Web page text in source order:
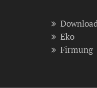
Eko
Firmung